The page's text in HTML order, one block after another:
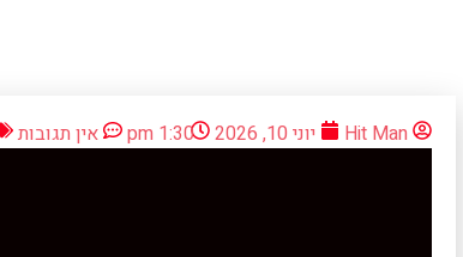
Hit Man יוני 10, 2026 1:30 pm אין תגובות